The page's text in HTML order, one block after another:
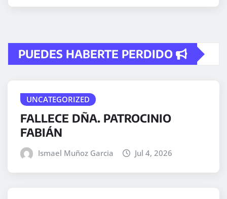
PUEDES HABERTE PERDIDO
UNCATEGORIZED
FALLECE DÑA. PATROCINIO
FABIÁN
Ismael Muñoz Garcia Jul 4, 2026